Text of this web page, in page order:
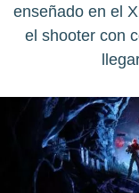
enseñado en el
el shooter con